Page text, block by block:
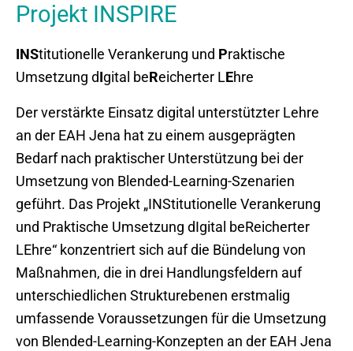
Projekt INSPIRE
INStitutionelle Verankerung und Praktische
Umsetzung dIgital beReicherter LEhre
Der verstärkte Einsatz digital unterstützter Lehre
an der EAH Jena hat zu einem ausgeprägten
Bedarf nach praktischer Unterstützung bei der
Umsetzung von Blended-Learning-Szenarien
geführt. Das Projekt „INStitutionelle Verankerung
und Praktische Umsetzung dIgital beReicherter
LEhre“ konzentriert sich auf die Bündelung von
Maßnahmen, die in drei Handlungsfeldern auf
unterschiedlichen Strukturebenen erstmalig
umfassende Voraussetzungen für die Umsetzung
von Blended-Learning-Konzepten an der EAH Jena